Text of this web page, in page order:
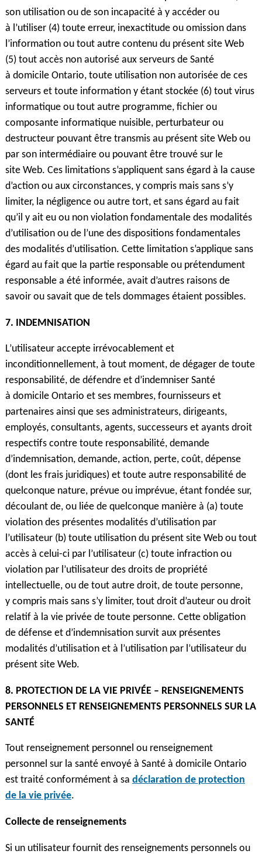
son utilisation ou de son incapacité à y accéder ou
à l’utiliser (4) toute erreur, inexactitude ou omission dans
l’information ou tout autre contenu du présent site Web
(5) tout accès non autorisé aux serveurs de Santé
à domicile Ontario, toute utilisation non autorisée de ces
serveurs et toute information y étant stockée (6) tout virus
informatique ou tout autre programme, fichier ou
composante informatique nuisible, perturbateur ou
destructeur pouvant être transmis au présent site Web ou
par son intermédiaire ou pouvant être trouvé sur le
site Web. Ces limitations s’appliquent sans égard à la cause
d’action ou aux circonstances, y compris mais sans s’y
limiter, la négligence ou autre tort, et sans égard au fait
qu’il y ait eu ou non violation fondamentale des modalités
d’utilisation ou de l’une des dispositions fondamentales
des modalités d’utilisation. Cette limitation s’applique sans
égard au fait que la partie responsable ou prétendument
responsable a été informée, avait d’autres raisons de
savoir ou savait que de tels dommages étaient possibles.
7. INDEMNISATION
L’utilisateur accepte irrévocablement et
inconditionnellement, à tout moment, de dégager de toute
responsabilité, de défendre et d’indemniser Santé
à domicile Ontario et ses membres, fournisseurs et
partenaires ainsi que ses administrateurs, dirigeants,
employés, consultants, agents, successeurs et ayants droit
respectifs contre toute responsabilité, demande
d’indemnisation, demande, action, perte, coût, dépense
(dont les frais juridiques) et toute autre responsabilité de
quelconque nature, prévue ou imprévue, étant fondée sur,
découlant de, ou liée de quelconque manière à (a) toute
violation des présentes modalités d’utilisation par
l’utilisateur (b) toute utilisation du présent site Web ou tout
accès à celui-ci par l’utilisateur (c) toute infraction ou
violation par l’utilisateur des droits de propriété
intellectuelle, ou de tout autre droit, de toute personne,
y compris mais sans s’y limiter, tout droit d’auteur ou droit
relatif à la vie privée de toute personne. Cette obligation
de défense et d’indemnisation survit aux présentes
modalités d’utilisation et à l’utilisation par l’utilisateur du
présent site Web.
8. PROTECTION DE LA VIE PRIVÉE – RENSEIGNEMENTS
PERSONNELS ET RENSEIGNEMENTS PERSONNELS SUR LA
SANTÉ
Tout renseignement personnel ou renseignement
personnel sur la santé envoyé à Santé à domicile Ontario
est traité conformément à sa déclaration de protection
de la vie privée.
Collecte de renseignements
Si un utilisateur fournit des renseignements personnels ou